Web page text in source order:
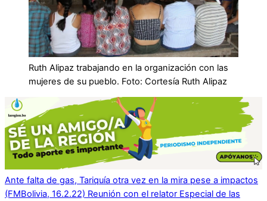
Ruth Alipaz trabajando en la organización con las
mujeres de su pueblo. Foto: Cortesía Ruth Alipaz
Ante falta de gas, Tariquía otra vez en la mira pese a impactos
(FMBolivia, 16.2.22) Reunión con el relator Especial de las